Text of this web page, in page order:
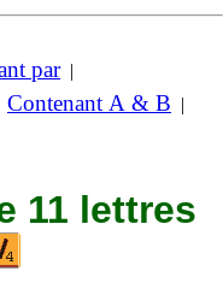
par|
Contenant A & B |
11 lettres